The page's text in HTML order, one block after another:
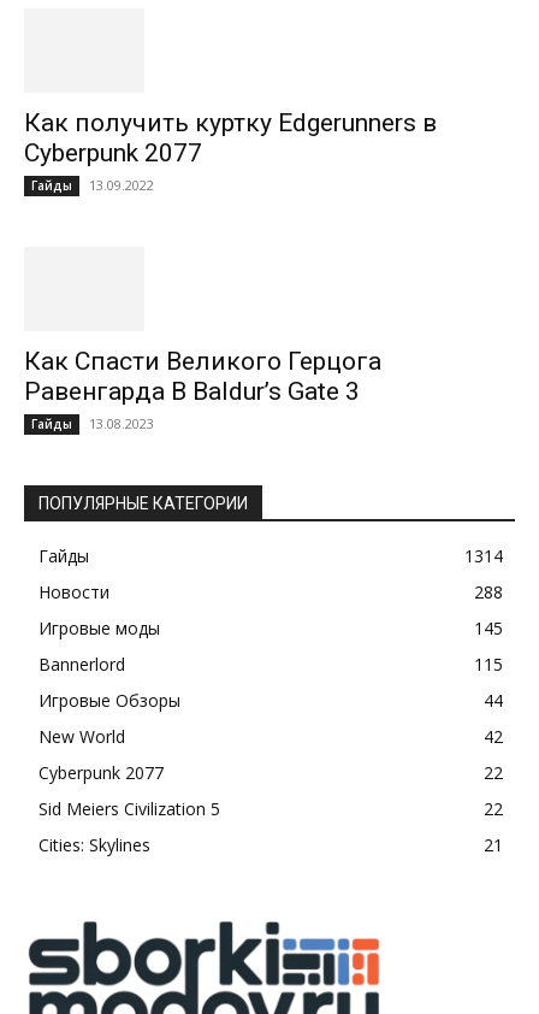
Как получить куртку Edgerunners в
Cyberpunk 2077
Гайды 13.09.2022
Как Спасти Великого Герцога
Равенгарда В Baldur’s Gate 3
Гайды 13.08.2023
ПОПУЛЯРНЫЕ КАТЕГОРИИ
Гайды
1314
Новости
288
Игровые моды
145
Bannerlord
115
Игровые Обзоры
44
New World
42
Cyberpunk 2077
22
Sid Meiers Civilization 5
22
Cities: Skylines
21